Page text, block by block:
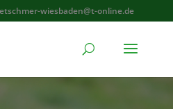
wiesbaden@t-online.de